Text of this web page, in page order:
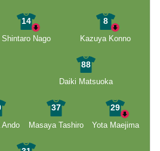
14
Shintaro Nago
8
Kazuya Konno
88
Daiki Matsuoka
Ando
37
Masaya Tashiro
29
Yota Maejima